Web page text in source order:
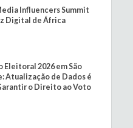
Influencers Summit
Digital de África
Eleitoral 2026 em São
Atualização de Dados é
o Direito ao Voto